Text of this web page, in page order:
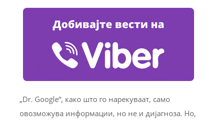
„Dr. Google“, како што го нарекуваат, само
овозможува информации, но не и дијагноза. Но,